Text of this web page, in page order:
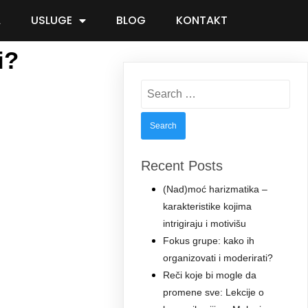
USLUGE BLOG KONTAKT
for:
Recent Posts
(Nad)moć harizmatika –
karakteristike kojima
intrigiraju i motivišu
Fokus grupe: kako ih
organizovati i moderirati?
Reči koje bi mogle da
promene sve: Lekcije o